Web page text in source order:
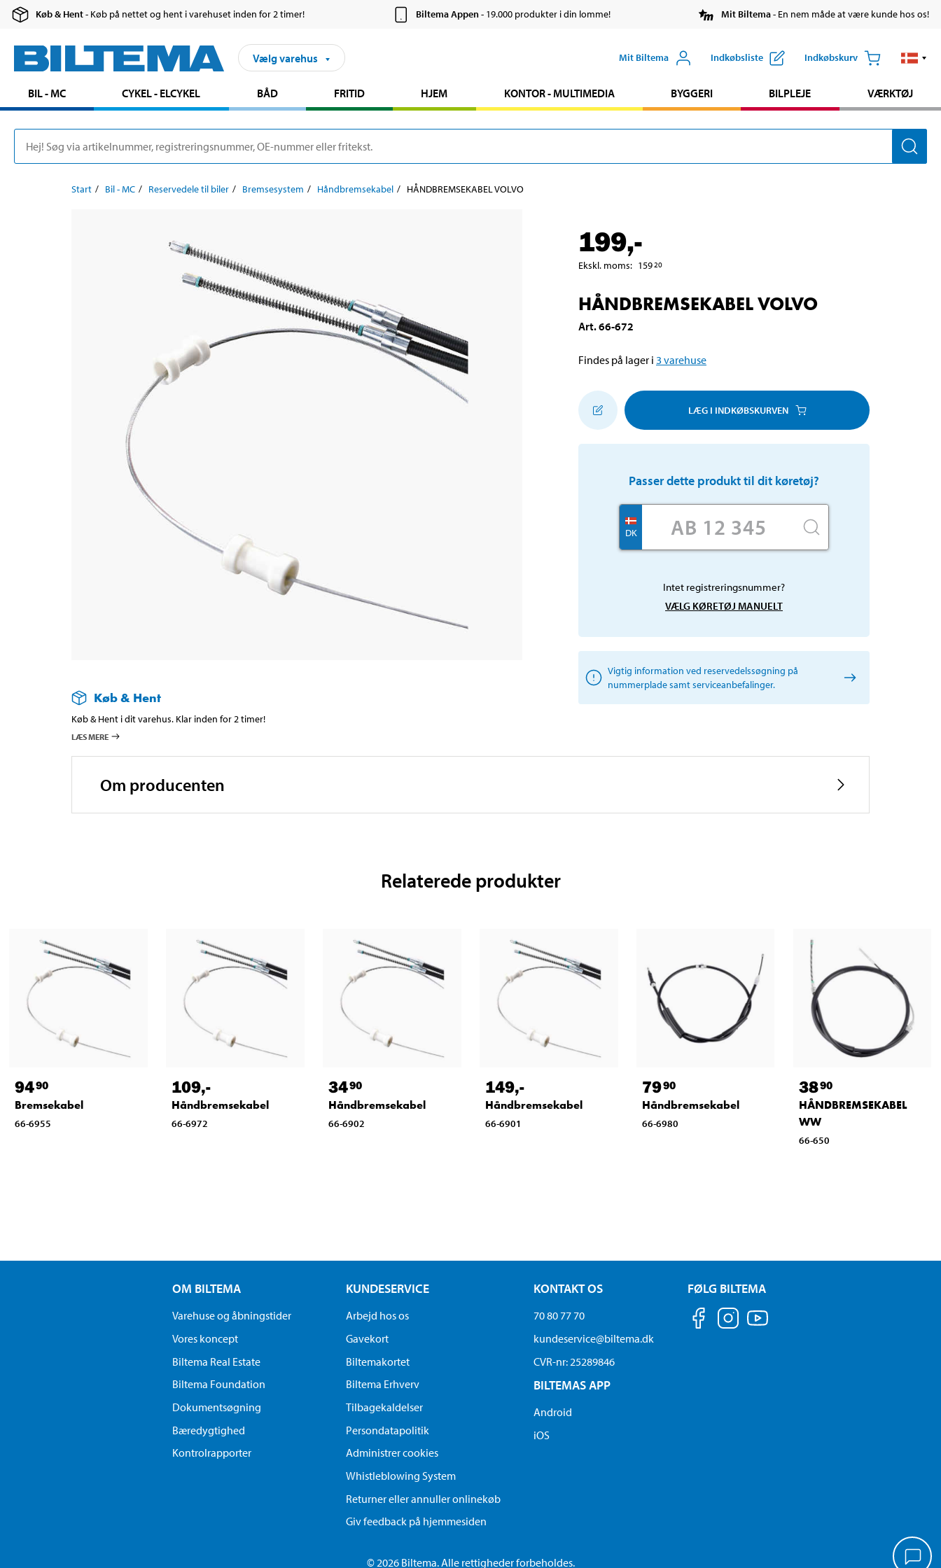
Køb & Hent- Køb på nettet og hent i varehuset inden for 2 timer! Biltema Appen- 19.000 produkter i din lomme! Mit Biltema- En nem måde at være kunde hos os!
Vælg varehus Mit Biltema Indkøbsliste Indkøbskurv
BIL - MC CYKEL - ELCYKEL BÅD FRITID HJEM KONTOR - MULTIMEDIA BYGGERI BILPLEJE VÆRKTØJ
Start Bil - MC Reservedele til biler Bremsesystem Håndbremsekabel HÅNDBREMSEKABEL VOLVO
Køb & Hent
Køb & Hent i dit varehus. Klar inden for 2 timer!
LÆS MERE
199,-
Ekskl. moms: 159 20
HÅNDBREMSEKABEL VOLVO
Art.66-672
Findes på lager i 3 varehuse
LÆG I INDKØBSKURVEN
Passer dette produkt til dit køretøj?
DK
Intet registreringsnummer?
VÆLG KØRETØJ MANUELT
Vigtig information ved reservedelssøgning på
nummerplade samt serviceanbefalinger.
Om producenten
Relaterede produkter
9490
Bremsekabel
66-6955
109,-
Håndbremsekabel
66-6972
3490
Håndbremsekabel
66-6902
149,-
Håndbremsekabel
66-6901
7990
Håndbremsekabel
66-6980
3890
HÅNDBREMSEKABEL
WW
66-650
OM BILTEMA
Varehuse og åbningstider
Vores koncept
Biltema Real Estate
Biltema Foundation
Dokumentsøgning
Bæredygtighed
Kontrolrapporter
KUNDESERVICE
Arbejd hos os
Gavekort
Biltemakortet
Biltema Erhverv
Tilbagekaldelser
Persondatapolitik
Administrer cookies
Whistleblowing System
Returner eller annuller onlinekøb
Giv feedback på hjemmesiden
KONTAKT OS
70 80 77 70
kundeservice@biltema.dk
CVR-nr: 25289846
BILTEMAS APP
Android
iOS
FØLG BILTEMA
© 2026 Biltema. Alle rettigheder forbeholdes.